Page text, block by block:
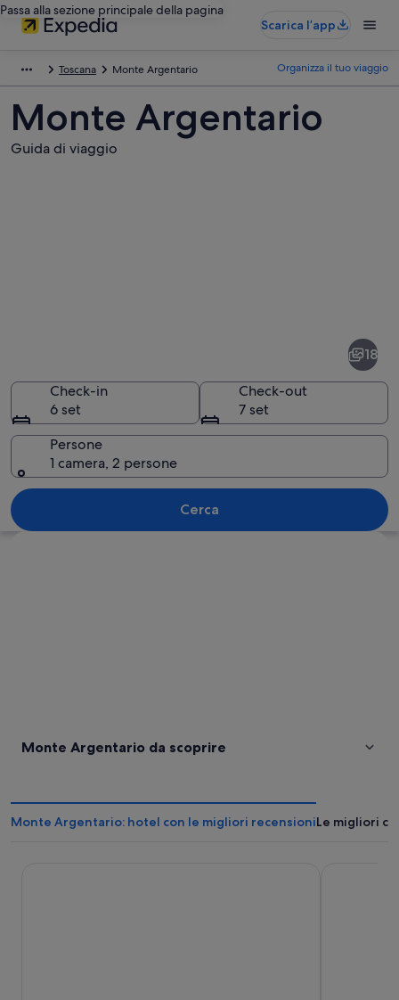
Passa alla sezione principale della pagina
Scarica l’app
Toscana Monte Argentario Organizza il tuo viaggio
Monte Argentario
Guida di viaggio
Una cittadina costiera con edifici su
18
Check-in
6 set
Check-out
7 set
Persone
1 camera, 2 persone
Cerca
Monte Argentario da scoprire
Monte Argentario: hotel con le migliori recensioniLe migliori